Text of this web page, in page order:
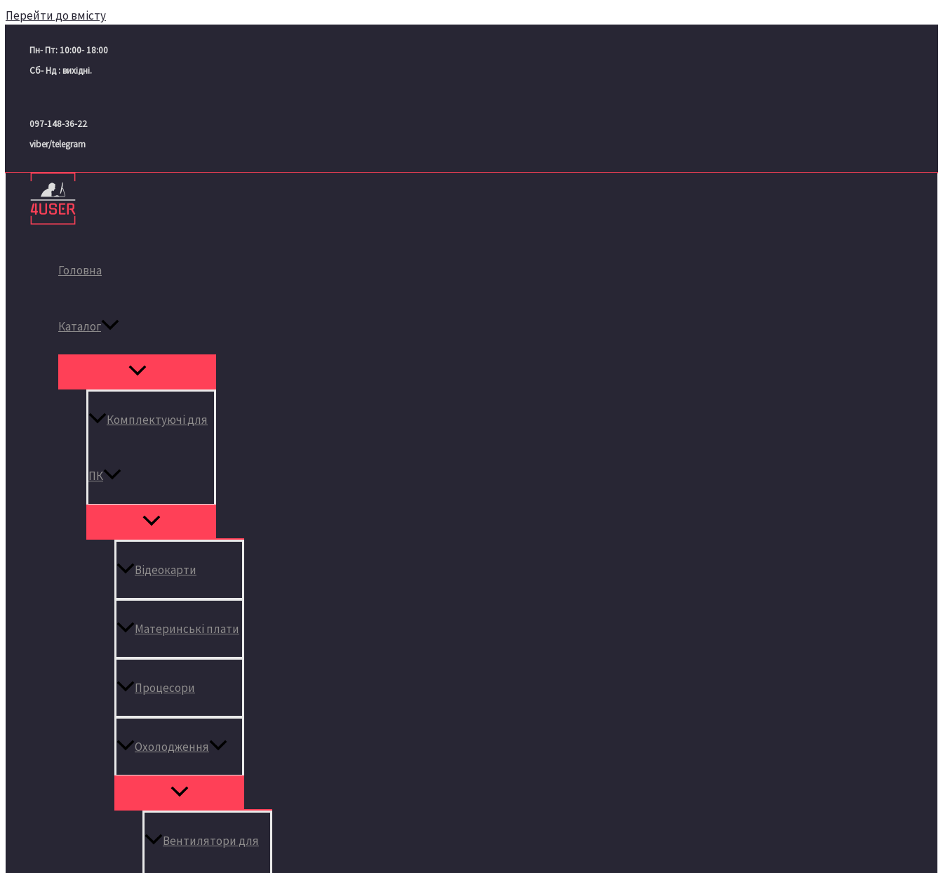
Перейти до вмісту
Пн- Пт: 10:00- 18:00
Сб- Нд : вихідні.
097-148-36-22
viber/telegram
Головна
Каталог
Комплектуючі для
ПК
Відеокарти
Материнські плати
Процесори
Охолодження
Вентилятори для